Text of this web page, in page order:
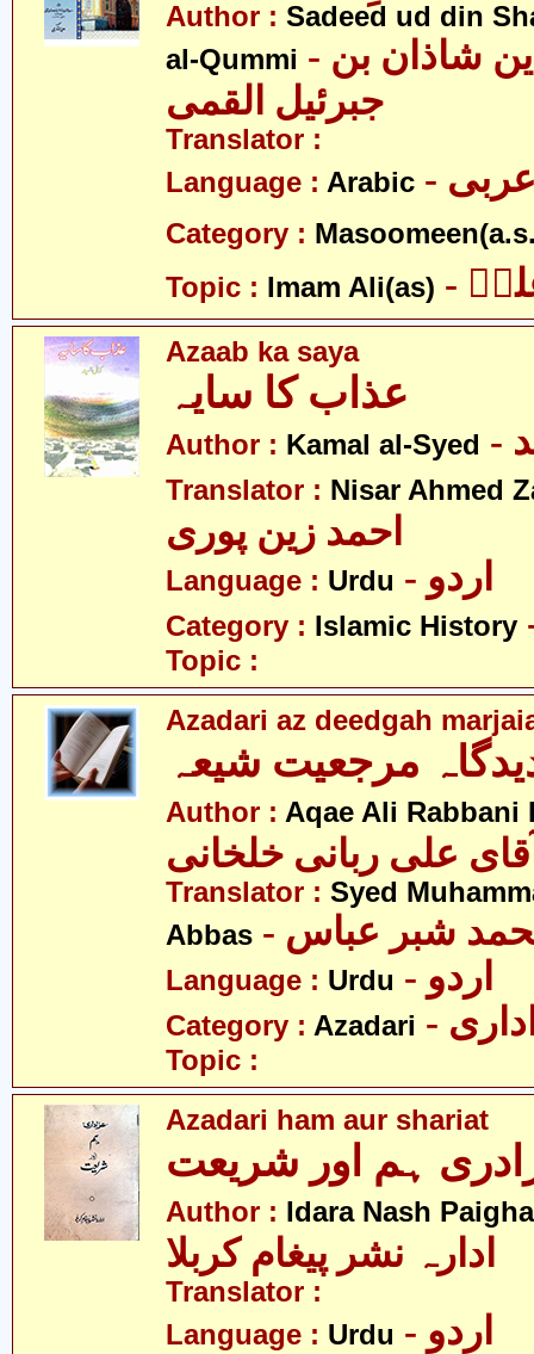
Author : Sadeed ud din
al-Qummi - سدید الدین شاذان بن
جبرئیل القمی
Translator :
Language : Arabic عربی
Category :
Topic : Imam Ali(as)
Azaab ka saya
عذاب کا سایہ
Author : Kamal al-Syed
Translator : Nisar Ahmed
احمد زین پوری
Language : Urdu - اردو
Category : Islamic History
Topic :
Azadari az deedgah
مرجعیت شیعہ
Author : Aqae Ali Rabbani
علی ربانی خلخانی
Translator : Syed
Abbas
شبر عباس
Language : Urdu - اردو
Category : Azadari
Topic :
Azadari ham aur shariat
ہم اور شریعت
Author : Idara Nash
ادارہ نشر پیغام کربلا
Translator :
Language : Urdu - اردو